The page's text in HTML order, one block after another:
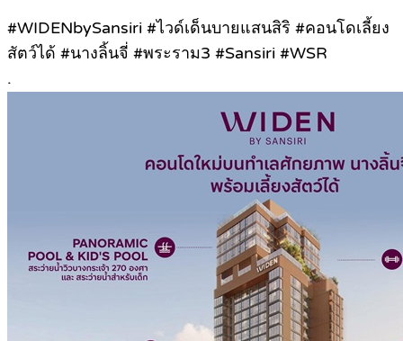
#WIDENbySansiri #ไวด์เด็นบายแสนสิริ #คอนโดเลี้ยง
สัตว์ได้ #นางลิ้นจี่ #พระราม3 #Sansiri #WSR
.